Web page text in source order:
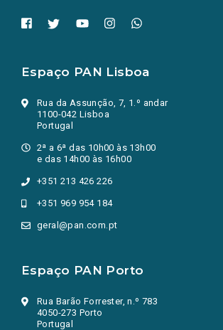
Espaço PAN Lisboa
Rua da Assunção, 7, 1.º andar
1100-042 Lisboa
Portugal
2ª a 6ª das 10h00 às 13h00
e das 14h00 às 16h00
+351 213 426 226
+351 969 954 184
geral@pan.com.pt
Espaço PAN Porto
Rua Barão Forrester, n.º 783
4050-273 Porto
Portugal